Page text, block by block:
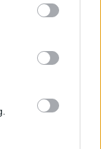
στις
εκείνης).